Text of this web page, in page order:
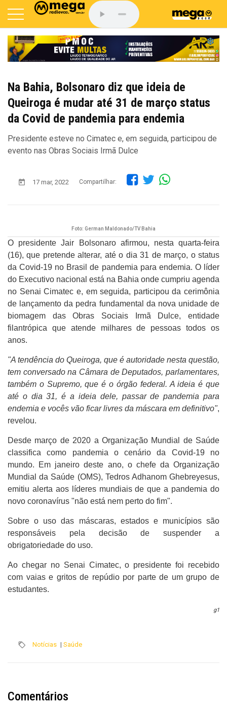
Na Bahia, Bolsonaro diz que ideia de
Queiroga é mudar até 31 de março status
da Covid de pandemia para endemia
Presidente esteve no Cimatec e, em seguida, participou de
evento nas Obras Sociais Irmã Dulce
17 mar, 2022 Compartilhar:
Foto: German Maldonado/TV Bahia
O presidente Jair Bolsonaro afirmou, nesta quarta-feira
(16), que pretende alterar, até o dia 31 de março, o status
da Covid-19 no Brasil de pandemia para endemia. O líder
do Executivo nacional está na Bahia onde cumpriu agenda
no Senai Cimatec e, em seguida, participou da cerimônia
de lançamento da pedra fundamental da nova unidade de
biomagem das Obras Sociais Irmã Dulce, entidade
filantrópica que atende milhares de pessoas todos os
anos.
"A tendência do Queiroga, que é autoridade nesta questão,
tem conversado na Câmara de Deputados, parlamentares,
também o Supremo, que é o órgão federal. A ideia é que
até o dia 31, é a ideia dele, passar de pandemia para
endemia e vocês vão ficar livres da máscara em definitivo",
revelou.
Desde março de 2020 a Organização Mundial de Saúde
classifica como pandemia o cenário da Covid-19 no
mundo. Em janeiro deste ano, o chefe da Organização
Mundial da Saúde (OMS), Tedros Adhanom Ghebreyesus,
emitiu alerta aos líderes mundiais de que a pandemia do
novo coronavírus "não está nem perto do fim".
Sobre o uso das máscaras, estados e municípios são
responsáveis pela decisão de suspender a
obrigatoriedade do uso.
Ao chegar no Senai Cimatec, o presidente foi recebido
com vaias e gritos de repúdio por parte de um grupo de
estudantes.
g1
Notícias | Saúde
Comentários